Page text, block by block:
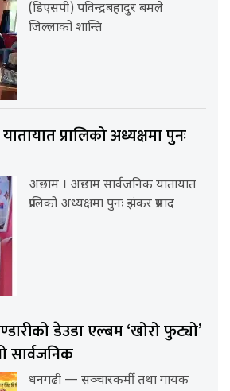
(डिएसपी) पविन्द्रबहादुर बमले
जिल्लाको शान्ति
प्रालिको अध्यक्षमा पुनः
अछाम । अछाम सार्वजनिक यातायात
प्रालिको अध्यक्षमा पुनः झंकर प्रसाद
डेउडा एल्बम ‘खोरो फुट्यो’
सार्वजनिक
धनगढी — सञ्चारकर्मी तथा गायक